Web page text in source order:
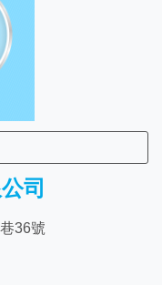
司
36號